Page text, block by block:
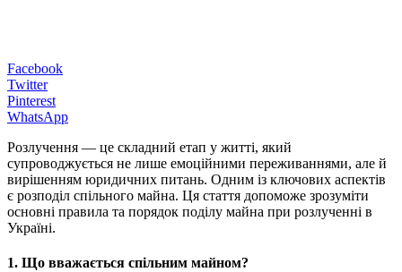
Facebook
Twitter
Pinterest
WhatsApp
Розлучення — це складний етап у житті, який
супроводжується не лише емоційними переживаннями, але й
вирішенням юридичних питань. Одним із ключових аспектів
є розподіл спільного майна. Ця стаття допоможе зрозуміти
основні правила та порядок поділу майна при розлученні в
Україні.
1. Що вважається спільним майном?